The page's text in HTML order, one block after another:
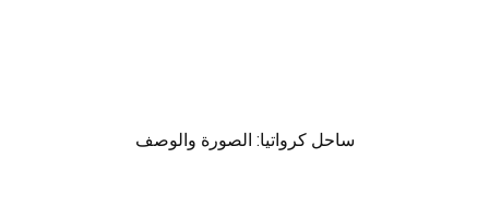
ساحل كرواتيا: الصورة والوصف